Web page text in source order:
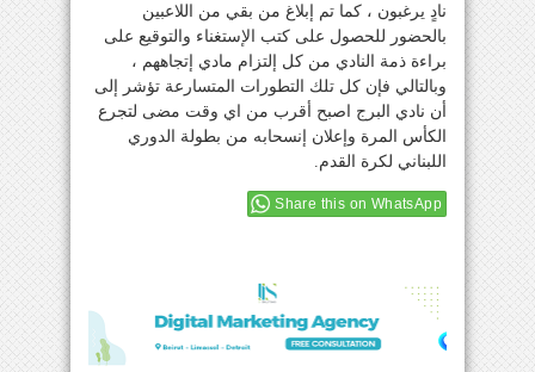
نادٍ يرغبون ، كما تم إبلاغ من بقي من اللاعبين
بالحضور للحصول على كتب الإستغناء والتوقيع على
براءة ذمة النادي من كل إلتزام مادي إتجاههم ،
وبالتالي فإن كل تلك التطورات المتسارعة تؤشر إلى
أن نادي البرج اصبح أقرب من اي وقت مضى لتجرع
الكأس المرة وإعلان إنسحابه من بطولة الدوري
اللبناني لكرة القدم.
Share this on WhatsApp